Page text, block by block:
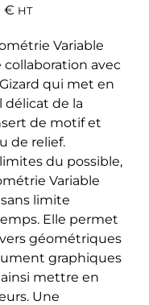
€Plage
prix :
35.00 €
à
50.00 €
HT
Variable
collaboration avec
qui met en
délicat de la
de motif et
de relief.
du possible,
Variable
limite
Elle permet
géométriques
graphiques
mettre en
Une